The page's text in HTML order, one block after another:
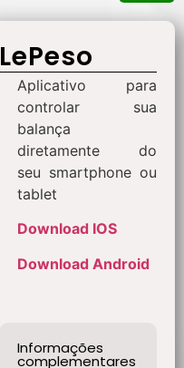
LePeso
Aplicativo para
controlar sua
balança
diretamente do
seu smartphone ou
tablet
Download IOS
Download Android
Informações
complementares